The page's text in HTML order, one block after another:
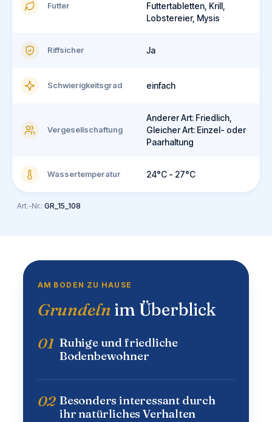
Futter
Futtertabletten, Krill,
Lobstereier, Mysis
Riffsicher Ja
Schwierigkeitsgrad einfach
Vergesellschaftung
Anderer Art: Friedlich,
Gleicher Art: Einzel- oder
Paarhaltung
Wassertemperatur 24°C - 27°C
Art.-Nr.: GR_15_108
AM BODEN ZU HAUSE
Grundeln im Überblick
01 Ruhige und friedliche
Bodenbewohner
02 Besonders interessant durch
ihr natürliches Verhalten